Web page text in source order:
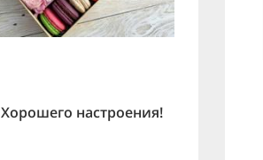
Хорошего настроения!